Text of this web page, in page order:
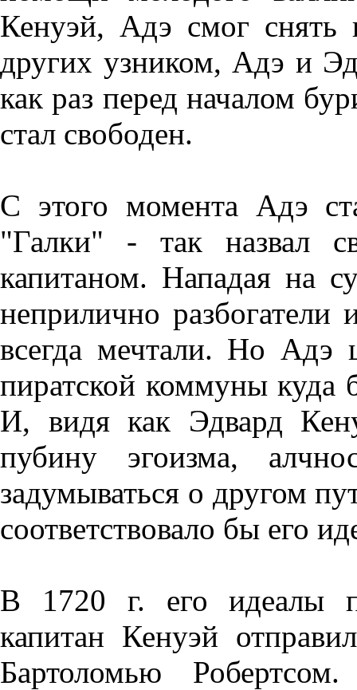
Кенуэй, Адэ смог
других узником, Адэ и
как раз перед началом
стал свободен.
С этого момента Адэ
"Галки" - так назвал
капитаном. Нападая на
неприлично
всегда мечтали. Но Адэ
пиратской коммуны куда
И, видя как Эдвард
пубину эгоизма,
задумываться о другом
соответствовало бы его
В 1720 г. его идеалы
капитан Кенуэй
Бартоломью